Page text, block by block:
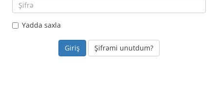
Yadda saxla
Şifrəmi unutdum?